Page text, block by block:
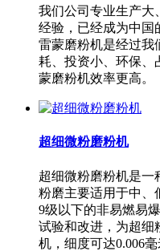
我们公司专业生产大
经验，已经成为中国
雷蒙磨粉机是经过我
耗、投资小、环保、
蒙磨粉机效率更高。
超细微粉磨粉机
超细微粉磨粉机是一
粉磨主要适用于中、
9级以下的非易燃易
试验和改进，为超细
机，细度可达0.006